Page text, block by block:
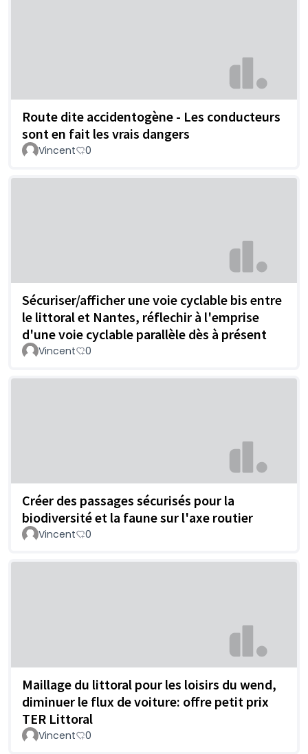
Route dite accidentogène - Les conducteurs
sont en fait les vrais dangers
Vincent 0
Sécuriser/afficher une voie cyclable bis entre
le littoral et Nantes, réflechir à l'emprise
d'une voie cyclable parallèle dès à présent
Vincent 0
Créer des passages sécurisés pour la
biodiversité et la faune sur l'axe routier
Vincent 0
Maillage du littoral pour les loisirs du wend,
diminuer le flux de voiture: offre petit prix
TER Littoral
Vincent 0